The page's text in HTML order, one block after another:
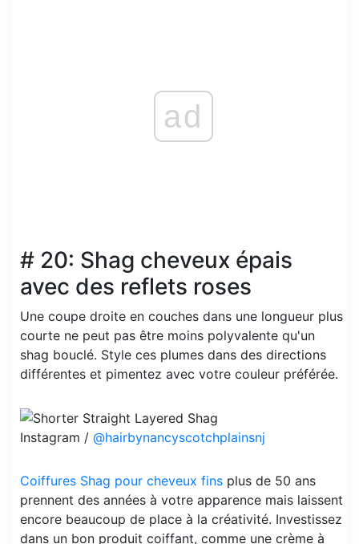
ad
# 20: Shag cheveux épais
avec des reflets roses
Une coupe droite en couches dans une longueur plus
courte ne peut pas être moins polyvalente qu'un
shag bouclé. Style ces plumes dans des directions
différentes et pimentez avec votre couleur préférée.
Instagram / @hairbynancyscotchplainsnj
Coiffures Shag pour cheveux fins plus de 50 ans
prennent des années à votre apparence mais laissent
encore beaucoup de place à la créativité. Investissez
dans un bon produit coiffant, comme une crème à